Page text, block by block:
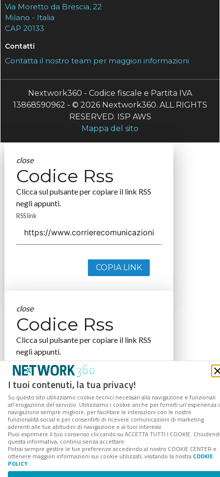
I tuoi contenuti, la tua privacy!
Su questo sito utilizziamo cookie tecnici necessari alla navigazione e funzionali
all’erogazione del servizio. Utilizziamo i cookie anche per fornirti un’esperienza
navigazione sempre migliore, per facilitare le interazioni con le nostre
funzionalità social e per consentirti di ricevere comunicazioni di marketing
aderenti alle tue abitudini di navigazione e ai tuoi interessi.
Puoi esprimere il tuo consenso cliccando su ACCETTA TUTTI I COOKIE.
questa informativa, continui senza accettare.
Potrai sempre gestire le tue preferenze accedendo al nostro COOKIE CENTER e
ottenere maggiori informazioni sui cookie utilizzati, visitando la nostra COOKIE
POLICY.
Via Moretto da Brescia, 22
Milano - Italia
CAP 20133
Contatti
Contatta il nostro team per maggiori informazioni
Nextwork360 - Codice fiscale e Partita IVA
13868590962 - © 2026 Nextwork360. ALL RIGHTS
RESERVED. ISP AWS
Mappa del sito
close
Codice Rss
Clicca sul pulsante per copiare il link RSS
negli appunti.
RSS link
COPIA LINK
close
Codice Rss
Clicca sul pulsante per copiare il link RSS
negli appunti.
RSS link
COPIA LINK